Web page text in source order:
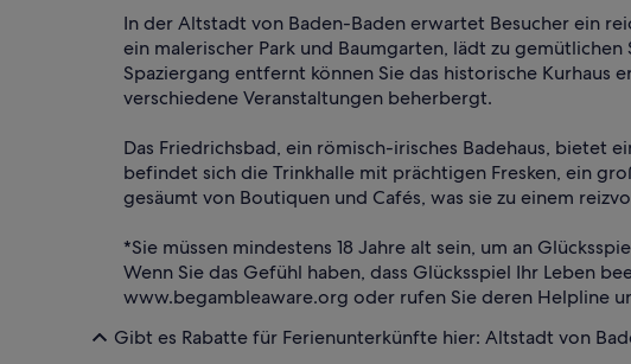
In der Altstadt von Baden-Baden erwartet Besucher ein
ein malerischer Park und Baumgarten, lädt zu
Spaziergang entfernt können Sie das historische
verschiedene Veranstaltungen beherbergt.
Das Friedrichsbad, ein römisch-irisches Badehaus, bietet
befindet sich die Trinkhalle mit prächtigen Fresken, ein
gesäumt von Boutiquen und Cafés, was sie zu einem
*Sie müssen mindestens 18 Jahre alt sein, um an
Wenn Sie das Gefühl haben, dass Glücksspiel Ihr Leben
www.begambleaware.org oder rufen Sie deren Helpline
Gibt es Rabatte für Ferienunterkünfte hier: Altstadt von